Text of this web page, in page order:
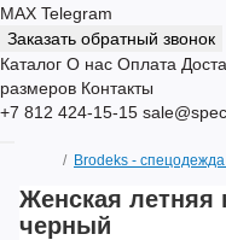
MAX Telegram
Заказать обратный звонок
Каталог О нас Оплата
размеров Контакты
+7 812 424-15-15
Brodeks -
Женская летняя
черный